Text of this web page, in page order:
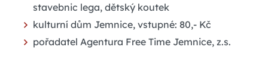
stavebnic lega, dětský koutek
kulturní dům Jemnice, vstupné: 80,- Kč
pořadatel Agentura Free Time Jemnice, z.s.